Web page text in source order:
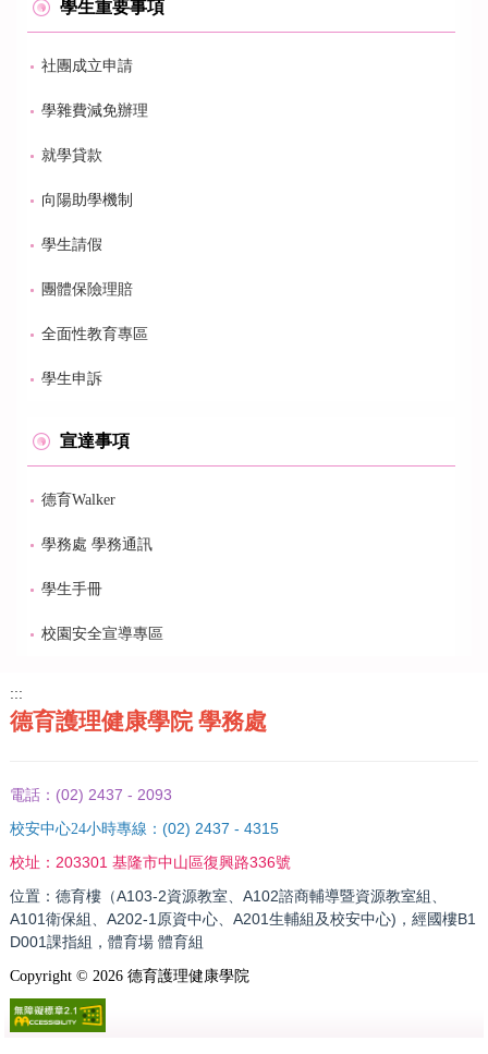
學生重要事項
社團成立申請
學雜費減免辦理
就學貸款
向陽助學機制
學生請假
團體保險理賠
全面性教育專區
學生申訴
宣達事項
德育Walker
學務處 學務通訊
學生手冊
校園安全宣導專區
:::
德育護理健康學院 學務處
電話： (02) 2437 - 2093
校安中心24小時專線： (02) 2437 - 4315
校址： 203301 基隆市中山區復興路336號
位置：德育樓（A103-2資源教室、A102諮商輔導暨資源教室組、
A101衛保組、A202-1原資中心、A201生輔組及校安中心)，經國樓B1
D001課指組，體育場 體育組
Copyright © 2026德育護理健康學院